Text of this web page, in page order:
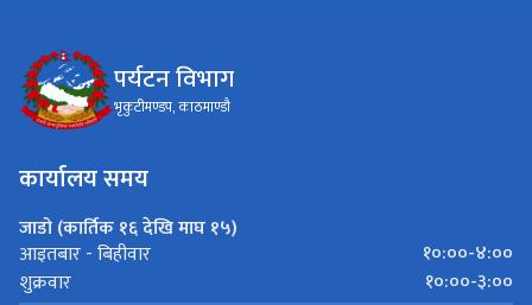
पर्यटन विभाग
भृकुटीमण्डप, काठमाण्डौ
कार्यालय समय
जाडो (कार्तिक १६ देखि माघ १५)
आइतबार - बिहीवार
१०:००-४:००
शुक्रवार
१०:००-३:००